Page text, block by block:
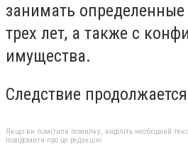
занимать
трех лет, а также с
имущества.
Следствие продолжается
Якщо ви помітили помилку, виділіть необхідний
повідомити про це редакцію